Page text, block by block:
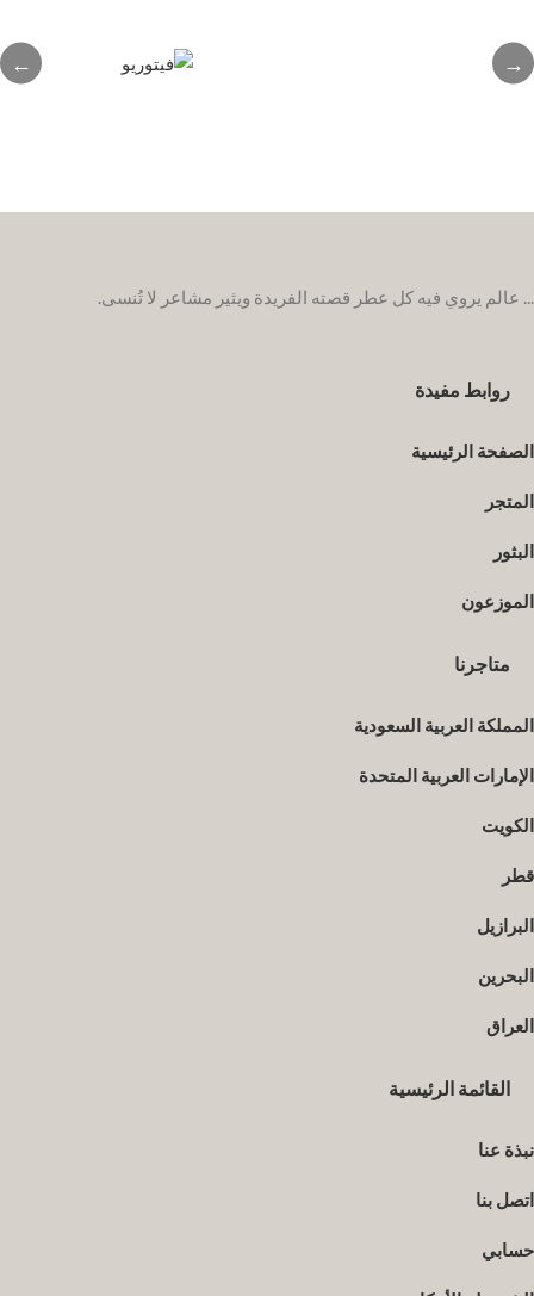
← →
... عالم يروي فيه كل عطر قصته الفريدة ويثير مشاعر لا تُنسى.
روابط مفيدة
الصفحة الرئيسية
المتجر
البثور
الموزعون
متاجرنا
المملكة العربية السعودية
الإمارات العربية المتحدة
الكويت
قطر
البرازيل
البحرين
العراق
القائمة الرئيسية
نبذة عنا
اتصل بنا
حسابي